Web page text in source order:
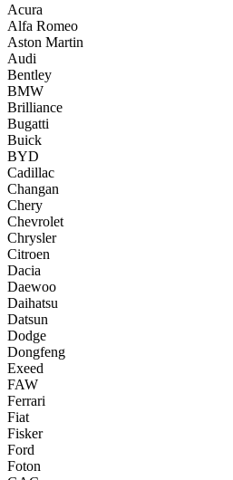
Acura
Alfa Romeo
Aston Martin
Audi
Bentley
BMW
Brilliance
Bugatti
Buick
BYD
Cadillac
Changan
Chery
Chevrolet
Chrysler
Citroen
Dacia
Daewoo
Daihatsu
Datsun
Dodge
Dongfeng
Exeed
FAW
Ferrari
Fiat
Fisker
Ford
Foton